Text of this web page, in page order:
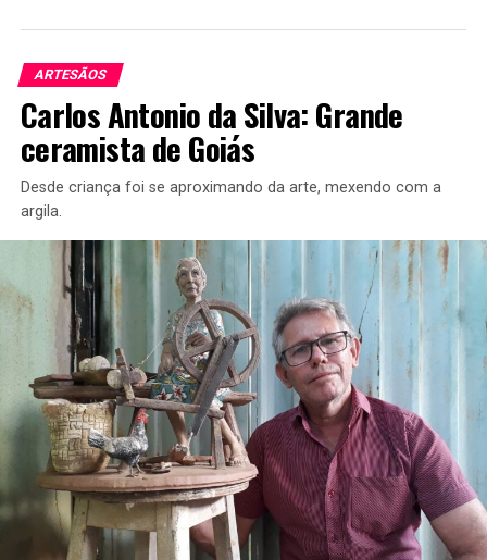
Rua Couto Magalhães, quadra 60, lote 12, Olhos d’Água,
Alexânia/GO
ARTESÃOS
Carlos Antonio da Silva: Grande
ceramista de Goiás
Desde criança foi se aproximando da arte, mexendo com a
argila.